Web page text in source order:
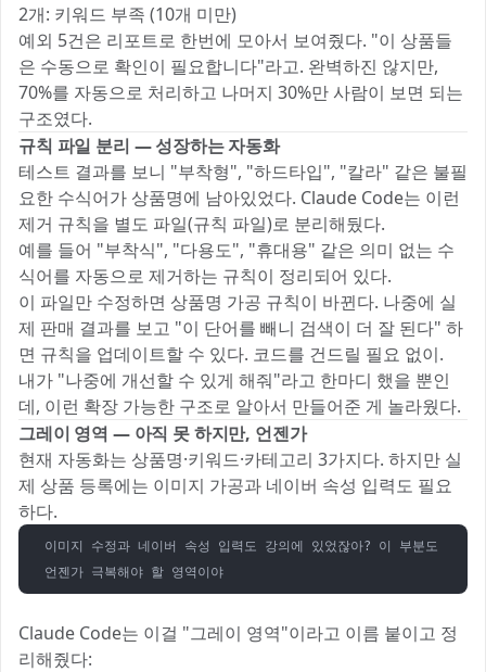
2개: 키워드 부족 (10개 미만)
예외 5건은 리포트로 한번에 모아서 보여줬다. "이 상품들
은 수동으로 확인이 필요합니다"라고. 완벽하진 않지만,
70%를 자동으로 처리하고 나머지 30%만 사람이 보면 되는
구조였다.
규칙 파일 분리 — 성장하는 자동화
테스트 결과를 보니 "부착형", "하드타입", "칼라" 같은 불필
요한 수식어가 상품명에 남아있었다. Claude Code는 이런
제거 규칙을 별도 파일(규칙 파일)로 분리해뒀다.
예를 들어 "부착식", "다용도", "휴대용" 같은 의미 없는 수
식어를 자동으로 제거하는 규칙이 정리되어 있다.
이 파일만 수정하면 상품명 가공 규칙이 바뀐다. 나중에 실
제 판매 결과를 보고 "이 단어를 빼니 검색이 더 잘 된다" 하
면 규칙을 업데이트할 수 있다. 코드를 건드릴 필요 없이.
내가 "나중에 개선할 수 있게 해줘"라고 한마디 했을 뿐인
데, 이런 확장 가능한 구조로 알아서 만들어준 게 놀라웠다.
그레이 영역 — 아직 못 하지만, 언젠가
현재 자동화는 상품명·키워드·카테고리 3가지다. 하지만 실
제 상품 등록에는 이미지 가공과 네이버 속성 입력도 필요
하다.
이미지 수정과 네이버 속성 입력도 강의에 있었잖아? 이 부분도 그레
언젠가 극복해야 할 영역이야
Claude Code는 이걸 "그레이 영역"이라고 이름 붙이고 정
리해줬다: